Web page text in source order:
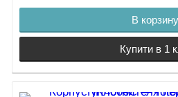
В корзину
Купити в 1